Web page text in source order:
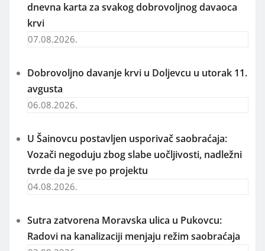
dnevna karta za svakog dobrovoljnog davaoca
krvi
07.08.2026.
Dobrovoljno davanje krvi u Doljevcu u utorak 11.
avgusta
06.08.2026.
U Šainovcu postavljen usporivač saobraćaja:
Vozači negoduju zbog slabe uočljivosti, nadležni
tvrde da je sve po projektu
04.08.2026.
Sutra zatvorena Moravska ulica u Pukovcu:
Radovi na kanalizaciji menjaju režim saobraćaja